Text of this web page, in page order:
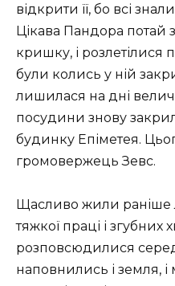
відкрити її, бо всі
Цікава Пандора потай
кришку, і розлетілися
були колись у ній
лишилася на дні
посудини знову
будинку Епіметея.
громовержець Зевс.
Щасливо жили раніше
тяжкої праці і згубних
розповсюдилися
наповнились і земля,